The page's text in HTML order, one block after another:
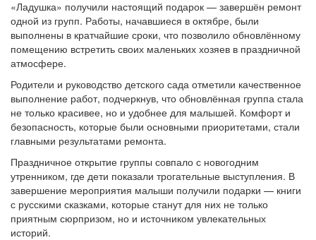
«Ладушка» получили настоящий подарок — завершён ремонт
одной из групп. Работы, начавшиеся в октябре, были
выполнены в кратчайшие сроки, что позволило обновлённому
помещению встретить своих маленьких хозяев в праздничной
атмосфере.
Родители и руководство детского сада отметили качественное
выполнение работ, подчеркнув, что обновлённая группа стала
не только красивее, но и удобнее для малышей. Комфорт и
безопасность, которые были основными приоритетами, стали
главными результатами ремонта.
Праздничное открытие группы совпало с новогодним
утренником, где дети показали трогательные выступления. В
завершение мероприятия малыши получили подарки — книги
с русскими сказками, которые станут для них не только
приятным сюрпризом, но и источником увлекательных
историй.